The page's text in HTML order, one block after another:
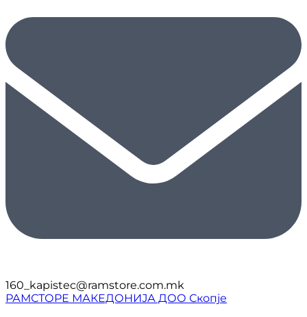
160_kapistec@ramstore.com.mk
РАМСТОРЕ МАКЕДОНИЈА ДОО Скопје